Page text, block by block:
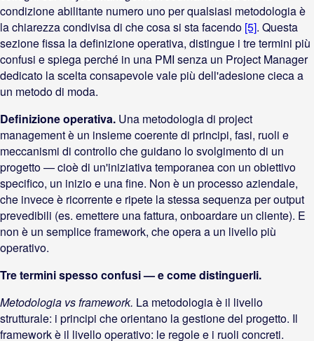
condizione abilitante numero uno per qualsiasi metodologia è
la chiarezza condivisa di che cosa si sta facendo [5]. Questa
sezione fissa la definizione operativa, distingue i tre termini più
confusi e spiega perché in una PMI senza un Project Manager
dedicato la scelta consapevole vale più dell'adesione cieca a
un metodo di moda.
Definizione operativa. Una metodologia di project
management è un insieme coerente di principi, fasi, ruoli e
meccanismi di controllo che guidano lo svolgimento di un
progetto — cioè di un'iniziativa temporanea con un obiettivo
specifico, un inizio e una fine. Non è un processo aziendale,
che invece è ricorrente e ripete la stessa sequenza per output
prevedibili (es. emettere una fattura, onboardare un cliente). E
non è un semplice framework, che opera a un livello più
operativo.
Tre termini spesso confusi — e come distinguerli.
Metodologia vs framework. La metodologia è il livello
strutturale: i principi che orientano la gestione del progetto. Il
framework è il livello operativo: le regole e i ruoli concreti.